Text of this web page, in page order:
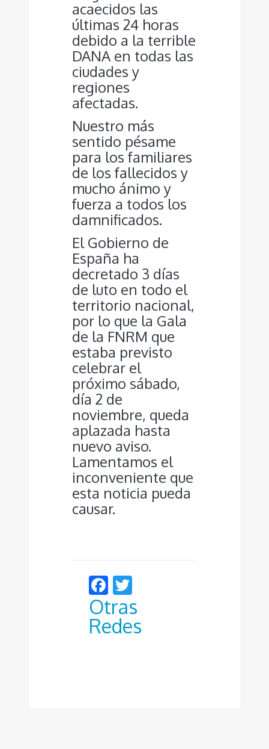
acaecidos las
últimas 24 horas
debido a la terrible
DANA en todas las
ciudades y
regiones
afectadas.
Nuestro más
sentido pésame
para los familiares
de los fallecidos y
mucho ánimo y
fuerza a todos los
damnificados.
El Gobierno de
España ha
decretado 3 días
de luto en todo el
territorio nacional,
por lo que la Gala
de la FNRM que
estaba previsto
celebrar el
próximo sábado,
día 2 de
noviembre, queda
aplazada hasta
nuevo aviso.
Lamentamos el
inconveniente que
esta noticia pueda
causar.
Facebook
Otras
Redes